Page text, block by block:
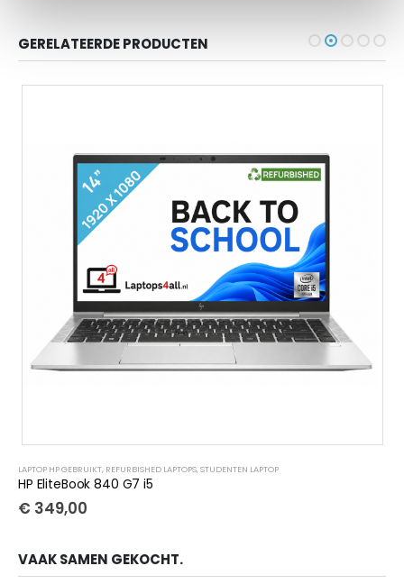
GERELATEERDE PRODUCTEN
LAPTOP HP GEBRUIKT, REFURBISHED LAPTOPS, STUDENTEN LAPTOP
HP EliteBook 840 G7 i5
€ 349,00
VAAK SAMEN GEKOCHT.